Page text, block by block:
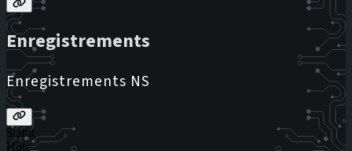
Enregistrements
Enregistrements NS
Statut
Hôte